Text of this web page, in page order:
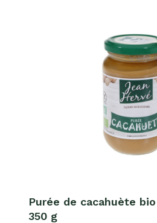
Purée de cacahuète
350 g